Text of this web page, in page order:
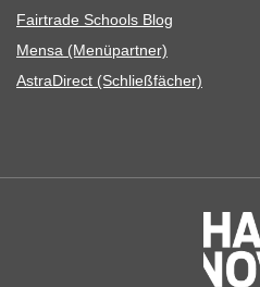
Fair­trade Schools Blog
Mensa (Menü­part­ner)
Astra­Di­rect (Schließ­fä­cher)